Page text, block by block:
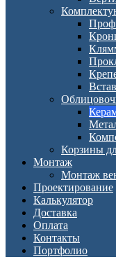
Корзины
Монтаж
Монтаж
Проектирование
Калькулятор
Доставка
Оплата
Контакты
Портфолио